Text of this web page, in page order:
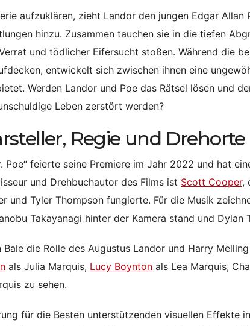
aufzuklären, zieht Landor den jungen Edgar
hinzu. Zusammen tauchen sie in die tiefen
und tödlicher Eifersucht stoßen. Während die
entwickelt sich zwischen ihnen eine
Werden Landor und Poe das Rätsel lösen und
Leben zerstört werden?
Regie und Drehorte
Poe“ feierte seine Premiere im Jahr 2022 und hat
und Drehbuchautor des Films ist Scott Cooper,
und Tyler Thompson fungierte. Für die Musik
Takayanagi hinter der Kamera stand und Dylan
Bale die Rolle des Augustus Landor und Harry
als Julia Marquis, Lucy Boynton als Lea Marquis,
zu sehen.
für die Besten unterstützenden visuellen Effekte